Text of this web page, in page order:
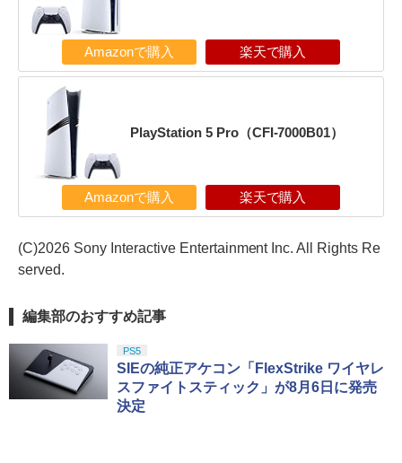
Amazonで購入 楽天で購入
PlayStation 5 Pro（CFI-7000B01）
Amazonで購入 楽天で購入
(C)2026 Sony Interactive Entertainment Inc. All Rights Re
served.
編集部のおすすめ記事
PS5
SIEの純正アケコン「FlexStrike ワイヤレ
スファイトスティック」が8月6日に発売
決定